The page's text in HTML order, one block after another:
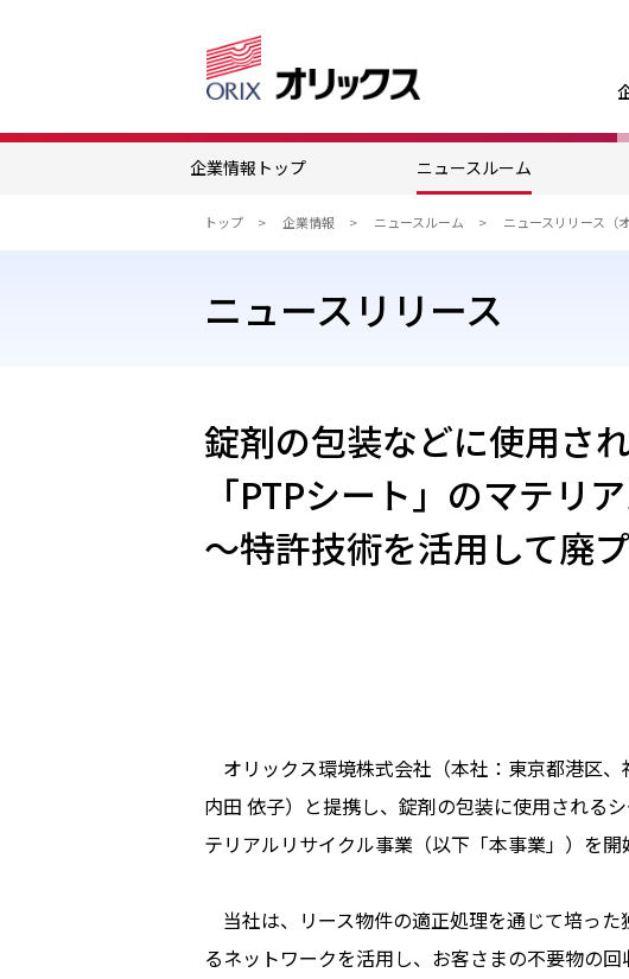
企業情報トップ ニュースルーム
トップ 企業情報 ニュースルーム
ニュースリリース
錠剤の包装などに使用さ
「PTPシート」のマテリ
～特許技術を活用して廃
オリックス環境株式会社（本社：東京都港区
内田 依子）と提携し、錠剤の包装に使用される
テリアルリサイクル事業（以下「本事業」）を開
当社は、リース物件の適正処理を通じて培っ
るネットワークを活用し、お客さまの不要物の